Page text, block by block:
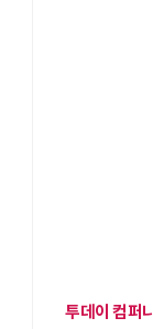
투데이 컴퍼니